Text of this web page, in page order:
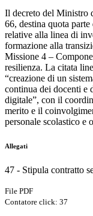
Il decreto del Ministro
66, destina quota
relative alla linea di
formazione alla
Missione 4 –
resilienza. La citata
“creazione di un
continua dei docenti e
digitale”, con il
merito e il
personale scolastico e
Allegati
47 - Stipula contratto
File PDF
Contatore click: 37